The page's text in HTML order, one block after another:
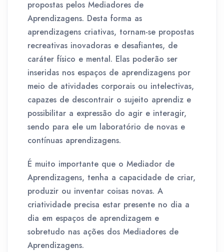
propostas pelos Mediadores de
Aprendizagens. Desta forma as
aprendizagens criativas, tornam-se propostas
recreativas inovadoras e desafiantes, de
caráter físico e mental. Elas poderão ser
inseridas nos espaços de aprendizagens por
meio de atividades corporais ou intelectivas,
capazes de descontrair o sujeito aprendiz e
possibilitar a expressão do agir e interagir,
sendo para ele um laboratório de novas e
contínuas aprendizagens.
É muito importante que o Mediador de
Aprendizagens, tenha a capacidade de criar,
produzir ou inventar coisas novas. A
criatividade precisa estar presente no dia a
dia em espaços de aprendizagem e
sobretudo nas ações dos Mediadores de
Aprendizagens.